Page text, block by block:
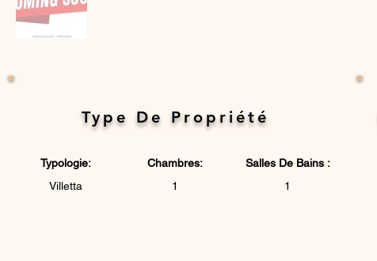
Type De Propriété
Chambres:
Typologie:
Salles De ​Bains :
1
Villetta 1